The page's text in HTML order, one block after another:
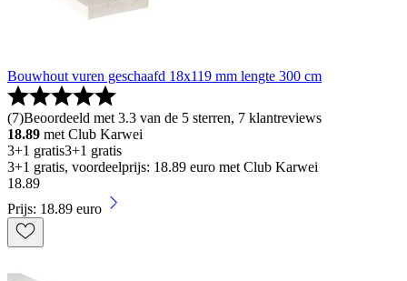
Bouwhout vuren geschaafd 18x119 mm lengte 300 cm
(7)Beoordeeld met 3.3 van de 5 sterren, 7 klantreviews
18.89 met Club Karwei
3+1 gratis3+1 gratis
3+1 gratis, voordeelprijs: 18.89 euro met Club Karwei
18.89
Prijs: 18.89 euro